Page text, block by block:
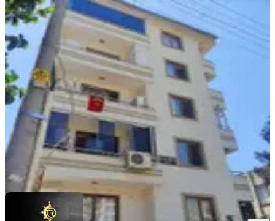
YENİ
Yeni Rota'dan Kültür Merkezi
Yukarısı Kiralık Eşyalı 1+1 Daire
Onikişubat, Necip Fazıl Mahallesi
·45 m²·2. Kat 07.08.2026
17.500 ₺
YENİ ROTA İNŞAAT EMLAKTaner B
Ara